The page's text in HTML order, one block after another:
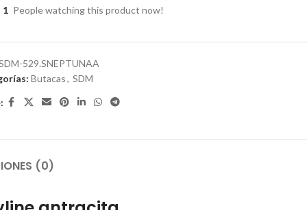
1 People watching this product now!
529.SNEPTUNAA
Butacas, SDM
(0)